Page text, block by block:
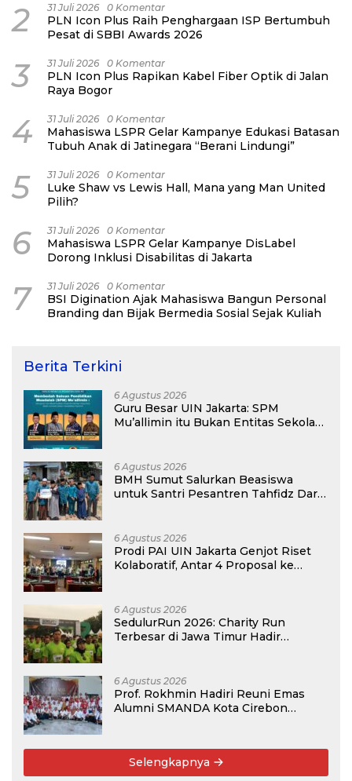
2 31 Juli 2026 0 Komentar
PLN Icon Plus Raih Penghargaan ISP Bertumbuh
Pesat di SBBI Awards 2026
3 31 Juli 2026 0 Komentar
PLN Icon Plus Rapikan Kabel Fiber Optik di Jalan
Raya Bogor
4 31 Juli 2026 0 Komentar
Mahasiswa LSPR Gelar Kampanye Edukasi Batasan
Tubuh Anak di Jatinegara “Berani Lindungi”
5 31 Juli 2026 0 Komentar
Luke Shaw vs Lewis Hall, Mana yang Man United
Pilih?
6 31 Juli 2026 0 Komentar
Mahasiswa LSPR Gelar Kampanye DisLabel
Dorong Inklusi Disabilitas di Jakarta
7 31 Juli 2026 0 Komentar
BSI Digination Ajak Mahasiswa Bangun Personal
Branding dan Bijak Bermedia Sosial Sejak Kuliah
Berita Terkini
6 Agustus 2026
Guru Besar UIN Jakarta: SPM
Mu’allimin itu Bukan Entitas Sekolah
6 Agustus 2026
BMH Sumut Salurkan Beasiswa
untuk Santri Pesantren Tahfidz Darul
6 Agustus 2026
Prodi PAI UIN Jakarta Genjot Riset
Kolaboratif, Antar 4 Proposal ke
6 Agustus 2026
SedulurRun 2026: Charity Run
Terbesar di Jawa Timur Hadir
Guru Honorer
6 Agustus 2026
Prof. Rokhmin Hadiri Reuni Emas
Alumni SMANDA Kota Cirebon
Selengkapnya